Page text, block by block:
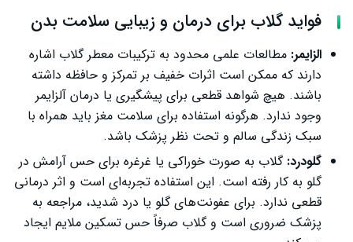
فواید گلاب برای درمان و زیبایی سلامت بدن
الزایمر: مطالعات علمی محدود به ترکیبات معطر گلاب اشاره
دارند که ممکن است اثرات خفیف بر تمرکز و حافظه داشته
باشند. هیچ شواهد قطعی برای پیشگیری یا درمان آلزایمر
وجود ندارد. هرگونه استفاده برای سلامت مغز باید همراه با
سبک زندگی سالم و تحت نظر پزشک باشد.
گلودرد: گلاب به ‌صورت خوراکی یا غرغره برای حس آرامش در
گلو به ‌کار رفته است. این استفاده تجربه‌ای است و اثر درمانی
قطعی ندارد. برای عفونت‌های گلو یا درد شدید، مراجعه به
پزشک ضروری است و گلاب صرفاً حس تسکین ملایم ایجاد